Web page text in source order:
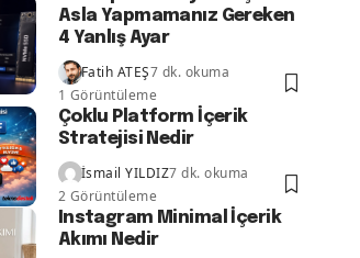
Asla Yapmamanız Gereken
4 Yanlış Ayar
Fatih ATEŞ7 dk. okuma
1 Görüntüleme
Çoklu Platform İçerik
Stratejisi Nedir
İsmail YILDIZ7 dk. okuma
2 Görüntüleme
Instagram Minimal İçerik
Akımı Nedir